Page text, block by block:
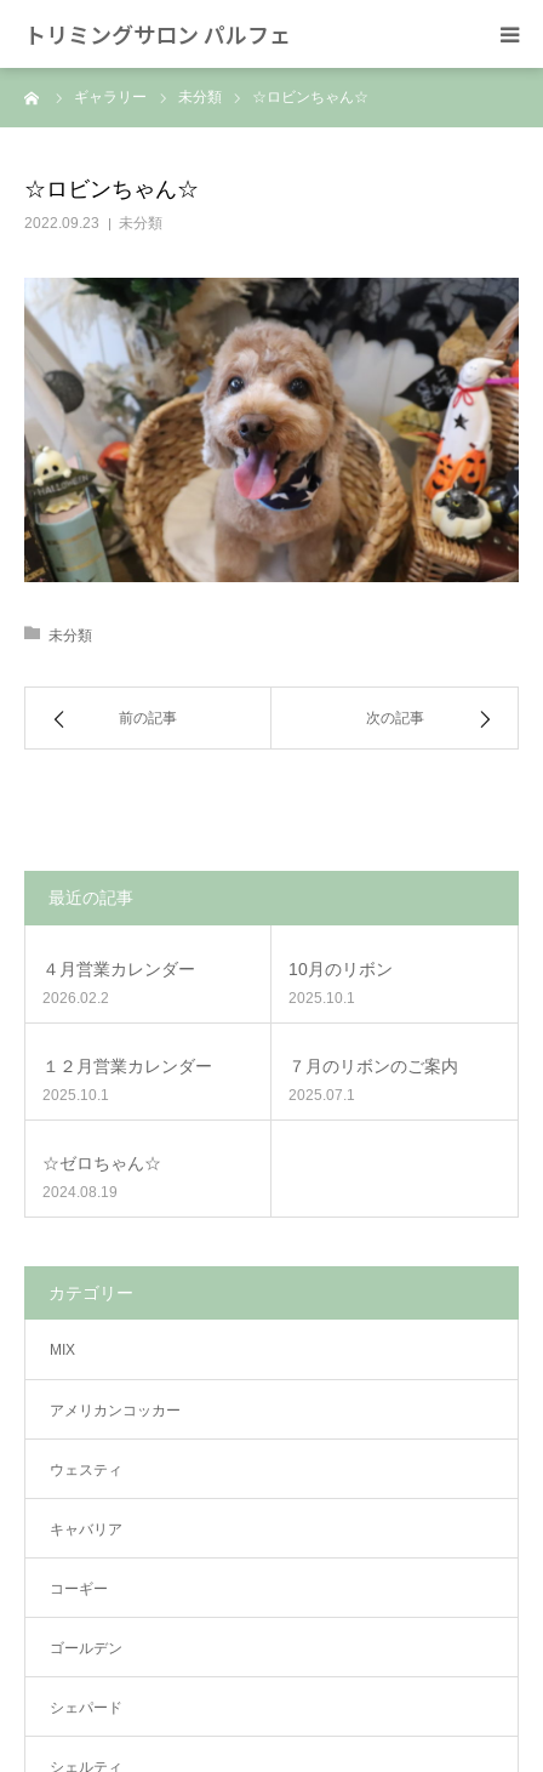
トリミングサロン パルフェ
ギャラリー 未分類 ☆ロビンちゃん☆
☆ロビンちゃん☆
2022.09.23 未分類
未分類
前の記事 次の記事
最近の記事
４月営業カレンダー
2026.02.2
10月のリボン
2025.10.1
１２月営業カレンダー
2025.10.1
７月のリボンのご案内
2025.07.1
☆ゼロちゃん☆
2024.08.19
カテゴリー
MIX
アメリカンコッカー
ウェスティ
キャバリア
コーギー
ゴールデン
シェパード
シェルティ
HOME
スタッフ
SNS/リンク